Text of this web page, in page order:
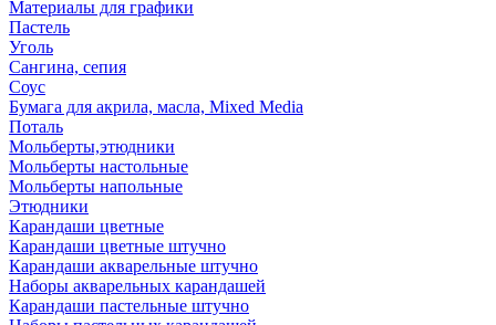
Материалы для графики
Пастель
Уголь
Сангина, сепия
Соус
Бумага для акрила, масла, Mixed Media
Поталь
Мольберты,этюдники
Мольберты настольные
Мольберты напольные
Этюдники
Карандаши цветные
Карандаши цветные штучно
Карандаши акварельные штучно
Наборы акварельных карандашей
Карандаши пастельные штучно